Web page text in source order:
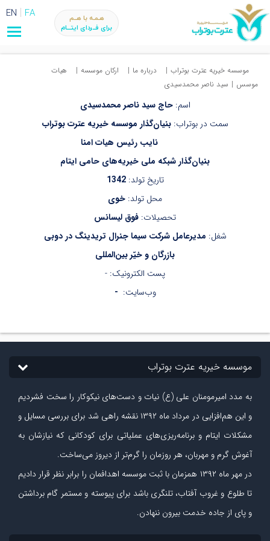
FA
EN
هـمـه با هــم
برای فــردای ایتـــام
موسسه خیریه عترت بوتراب | درباره ما | ارکان موسسه |
هیات
موسس | سید ناصر محمدسیدی
اسم:حاج سید ناصر محمدسیدی
سمت در بوتراب:بنیان‌گذار موسسه خیریه عترت بوتراب
نایب رئیس هیات امنا
بنیان‌گذار شبکه ملی خیریه‌های حامی ایتام
تاریخ تولد:1342
محل تولد: خوی
تحصیلات: فوق لیسانس
شغل: مدیرعامل شرکت سیما جنرال تریدینگ در دوبی
بازرگان و خیّر بین‌المللی
پست الکترونیک: -
وب‌سایت: -
موسسه خیریه عترت بوتراب
به مدد امیرمومنان علی (ع) نیات و دست‏‌های نیکوکار را سخت فشردیم
و این هم‌افزایی در مرداد ماه ۱۳۹۲ نقشه راهی شد برای بررسی مسایل و
مشکلات ایتام و برنامه‌ریزی‏‌های عملیاتی برای کودکانی که نیازشان به
آغوش گرم و مهربان، هر روزمان را گرم‌تر از دیروز می‏‌ساخت.
در مهر ماه ۱۳۹۲ همزمان با ثبت موسسه اهدافمان را برابر نظر قرار دادیم
تا طلوع و غروب آفتاب، تلنگری باشد برای پیوسته و مستمر گام برداشتن
و پای از جاده‏ خدمت بیرون ننهادن.